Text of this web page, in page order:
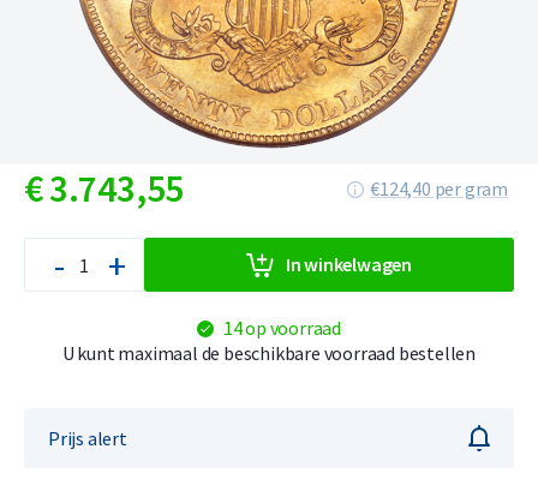
€3.743,55 €124,40 per gram
- + In winkelwagen
14 op voorraad
U kunt maximaal de beschikbare voorraad bestellen
Prijs alert